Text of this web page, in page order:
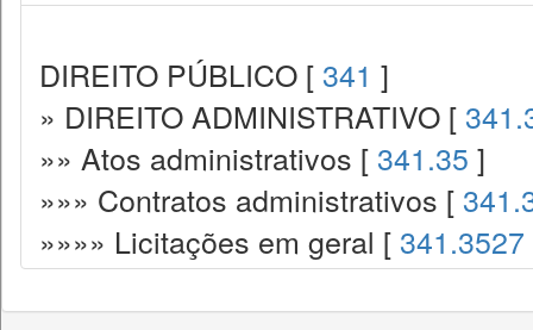
DIREITO PÚBLICO [ 341 ]
» DIREITO ADMINISTRATIVO [
»» Atos administrativos [ 341.35 ]
»»» Contratos administrativos [
»»»» Licitações em geral [ 341.3527